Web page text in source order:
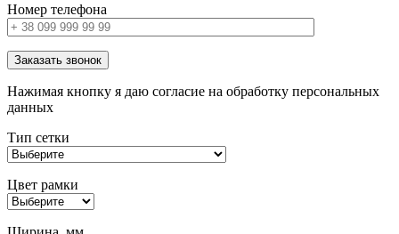
Номер телефона
Заказать звонок
Нажимая кнопку я даю согласие на обработку персональных
данных
Тип сетки
Цвет рамки